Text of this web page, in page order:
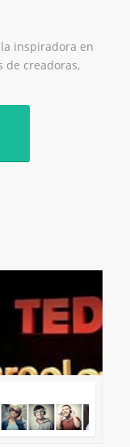
inspiradora en
de creadoras,